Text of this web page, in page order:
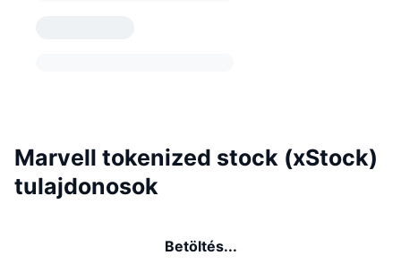
Marvell tokenized stock (xStock)
tulajdonosok
Betöltés...